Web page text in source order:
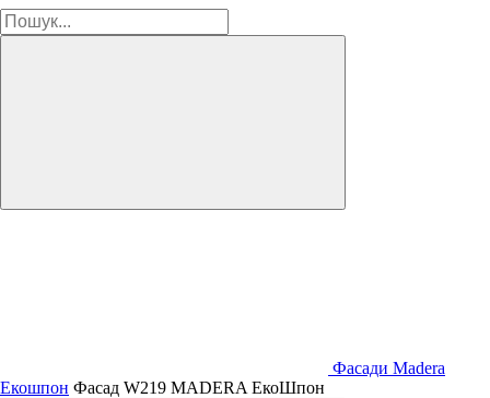
Фасади Madera
Екошпон Фасад W219 MADERA ЕкоШпон